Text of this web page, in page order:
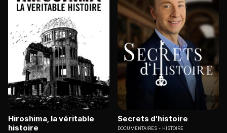
Hiroshima, la véritable
histoire
Secrets d'histoire
DOCUMENTAIRES HISTOIRE